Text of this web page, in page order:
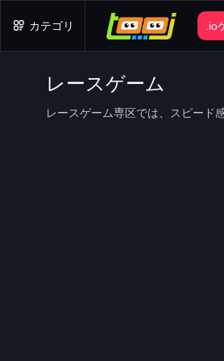
カテゴリ .io
レースゲーム
レースゲーム専区では、スピード